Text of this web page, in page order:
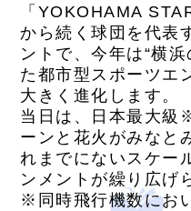
「YOKOHAMA
から続く球団を代表
ントで、今年は“横
た都市型スポーツエ
大きく進化します。
当日は、日本最大級
ーンと花火がみなと
れまでにないスケー
ンメントが繰り広げ
※同時飛行機数にお